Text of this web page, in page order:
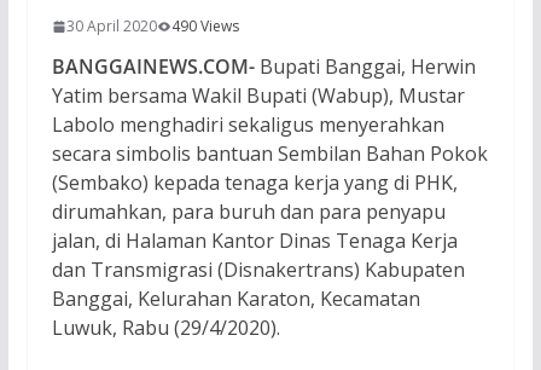
30 April 2020 490 Views
BANGGAINEWS.COM-Bupati Banggai, Herwin
Yatim bersama Wakil Bupati (Wabup), Mustar
Labolo menghadiri sekaligus menyerahkan
secara simbolis bantuan Sembilan Bahan Pokok
(Sembako) kepada tenaga kerja yang di PHK,
dirumahkan, para buruh dan para penyapu
jalan, di Halaman Kantor Dinas Tenaga Kerja
dan Transmigrasi (Disnakertrans) Kabupaten
Banggai, Kelurahan Karaton, Kecamatan
Luwuk, Rabu (29/4/2020).